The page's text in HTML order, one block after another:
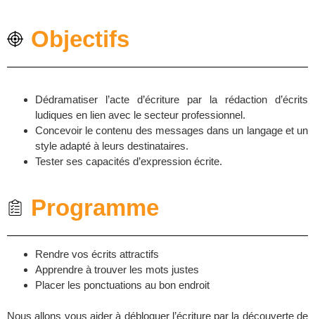
Objectifs
Dédramatiser l’acte d’écriture par la rédaction d’écrits
ludiques en lien avec le secteur professionnel.
Concevoir le contenu des messages dans un langage et un
style adapté à leurs destinataires.
Tester ses capacités d’expression écrite.
Programme
Rendre vos écrits attractifs
Apprendre à trouver les mots justes
Placer les ponctuations au bon endroit
Nous allons vous aider à débloquer l’écriture par la découverte de